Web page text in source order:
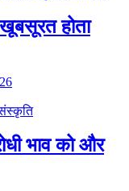
होता
भाव को और